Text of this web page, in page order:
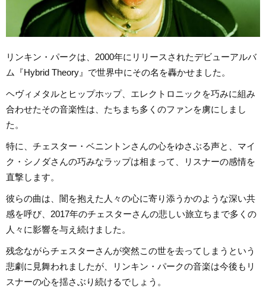
リンキン・パークは、2000年にリリースされたデビューアルバ
ム『Hybrid Theory』で世界中にその名を轟かせました。
ヘヴィメタルとヒップホップ、エレクトロニックを巧みに組み
合わせたその音楽性は、たちまち多くのファンを虜にしまし
た。
特に、チェスター・ベニントンさんの心をゆさぶる声と、マイ
ク・シノダさんの巧みなラップは相まって、リスナーの感情を
直撃します。
彼らの曲は、闇を抱えた人々の心に寄り添うかのような深い共
感を呼び、2017年のチェスターさんの悲しい旅立ちまで多くの
人々に影響を与え続けました。
残念ながらチェスターさんが突然この世を去ってしまうという
悲劇に見舞われましたが、リンキン・パークの音楽は今後もリ
スナーの心を揺さぶり続けるでしょう。